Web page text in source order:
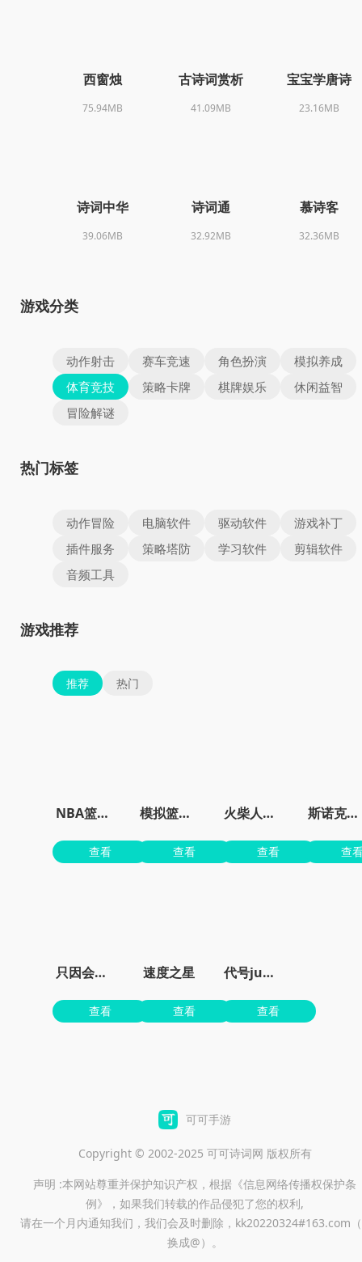
西窗烛
75.94MB
古诗词赏析
41.09MB
宝宝学唐诗
23.16MB
诗词中华
39.06MB
诗词通
32.92MB
慕诗客
32.36MB
游戏分类
动作射击 赛车竞速 角色扮演
模拟养成
体育竞技
策略卡牌 棋牌娱乐
休闲益智
冒险解谜
热门标签
动作冒险 电脑软件 驱动软件
游戏补丁
插件服务
策略塔防 学习软件
剪辑软件
音频工具
游戏推荐
推荐 热门
NBA篮球大师免费
查看
模拟篮球赛2最新版
查看
火柴人网球2015
查看
斯诺克明星
查
只因会打篮球
查看
速度之星
查看
代号jump
查看
可可手游
Copyright © 2002-2025 可可诗词网 版权所有
声明 :本网站尊重并保护知识产权，根据《信息网络传播权保护条
例》，如果我们转载的作品侵犯了您的权利,
请在一个月内通知我们，我们会及时删除，kk20220324#163.com
换成@）。